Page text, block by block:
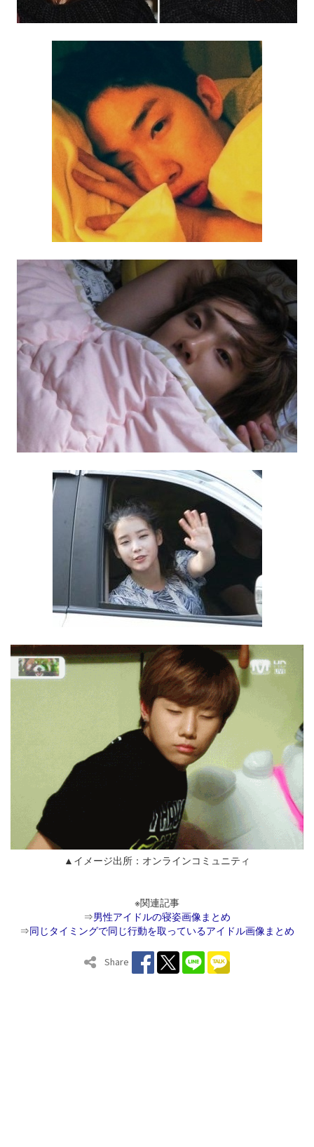
▲イメージ出所：オンラインコミュニティ
※関連記事
⇒男性アイドルの寝姿画像まとめ
⇒同じタイミングで同じ行動を取っているアイドル画像まとめ
Share